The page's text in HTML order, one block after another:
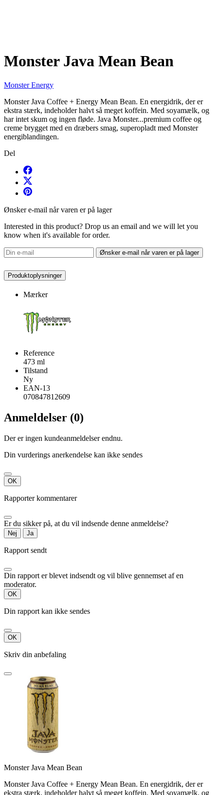
Monster Java Mean Bean
Monster Energy
Monster Java Coffee + Energy Mean Bean. En energidrik, der er
ekstra stærk, indeholder halvt så meget koffein. Med soyamælk, og
har intet skum og ingen fløde. Java Monster...premium coffee og
creme brygget med en dræbers smag, superopladt med Monster
energiblandingen.
Del
Ønsker e-mail når varen er på lager
Interested in this product? Drop us an email and we will let you
know when it's available for order.
Ønsker e-mail når varen er på lager
Produktoplysninger
Mærker
Reference
473 ml
Tilstand
Ny
EAN-13
070847812609
Anmeldelser (0)
Der er ingen kundeanmeldelser endnu.
Din vurderings anerkendelse kan ikke sendes
OK
Rapporter kommentarer
Er du sikker på, at du vil indsende denne anmeldelse?
Nej Ja
Rapport sendt
Din rapport er blevet indsendt og vil blive gennemset af en
moderator.
OK
Din rapport kan ikke sendes
OK
Skriv din anbefaling
Monster Java Mean Bean
Monster Java Coffee + Energy Mean Bean. En energidrik, der er
ekstra stærk, indeholder halvt så meget koffein. Med soyamælk, og